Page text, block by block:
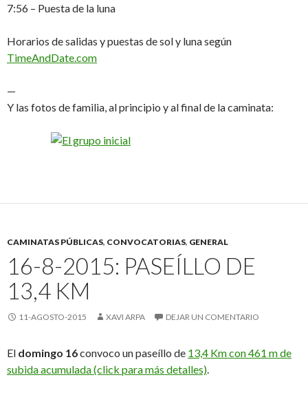
7:56 – Puesta de la luna
Horarios de salidas y puestas de sol y luna según
TimeAndDate.com
—
Y las fotos de familia, al principio y al final de la caminata:
CAMINATAS PÚBLICAS, CONVOCATORIAS, GENERAL
16-8-2015: PASEÍLLO DE
13,4 KM
11-AGOSTO-2015 XAVI ARPA DEJAR UN COMENTARIO
El domingo 16convoco un paseíllo de 13,4 Km con 461 m de
subida acumulada (click para más detalles).